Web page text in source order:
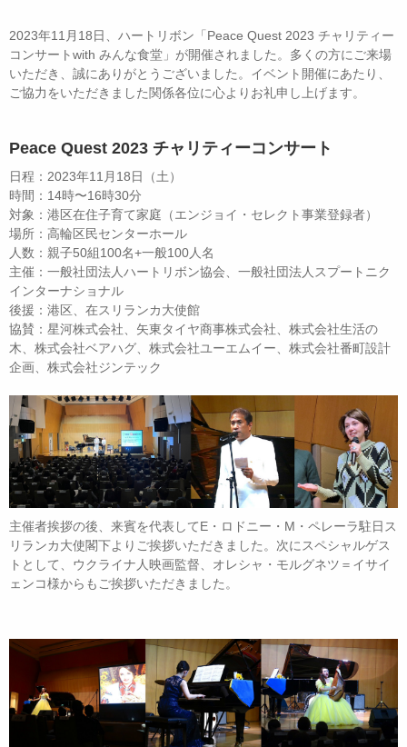
2023年11月18日、ハートリボン「Peace Quest 2023 チャリティー
コンサートwith みんな食堂」が開催されました。多くの方にご来場
いただき、誠にありがとうございました。イベント開催にあたり、
ご協力をいただきました関係各位に心よりお礼申し上げます。
Peace Quest 2023 チャリティーコンサート
日程：2023年11月18日（土）
時間：14時〜16時30分
対象：港区在住子育て家庭（エンジョイ・セレクト事業登録者）
場所：高輪区民センターホール
人数：親子50組100名+一般100人名
主催：一般社団法人ハートリボン協会、一般社団法人スプートニク
インターナショナル
後援：港区、在スリランカ大使館
協賛：星河株式会社、矢東タイヤ商事株式会社、株式会社生活の
木、株式会社ベアハグ、株式会社ユーエムイー、株式会社番町設計
企画、株式会社ジンテック
主催者挨拶の後、来賓を代表してE・ロドニー・M・ペレーラ駐日ス
リランカ大使閣下よりご挨拶いただきました。次にスペシャルゲス
トとして、ウクライナ人映画監督、オレシャ・モルグネツ＝イサイ
ェンコ様からもご挨拶いただきました。